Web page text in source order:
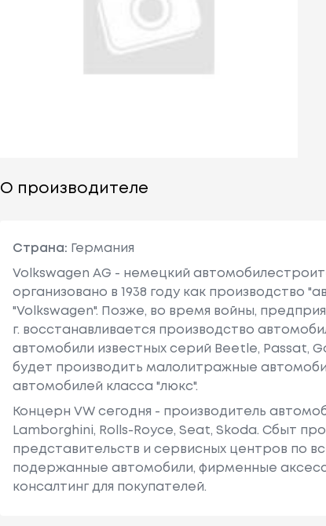
О производителе
Страна: Германия
Volkswagen AG - немецкий
организовано в 1938 году как производство
"Volkswagen". Позже, во время войны,
г. восстанавливается производство
автомобили известных серий Beetle, Passat,
будет производить малолитражные
автомобилей класса "люкс".
Концерн VW сегодня - производитель
Lamborghini, Rolls-Royce, Seat, Skoda. Сбыт
представительств и сервисных центров по
подержанные автомобили, фирменные
консалтинг для покупателей.